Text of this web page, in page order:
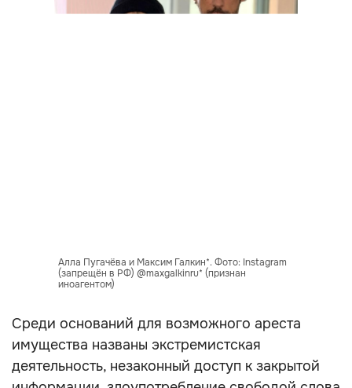
Алла Пугачёва и Максим Галкин*. Фото: Instagram
(запрещён в РФ) @maxgalkinru* (признан
иноагентом)
Среди оснований для возможного ареста
имущества названы экстремистская
деятельность, незаконный доступ к закрытой